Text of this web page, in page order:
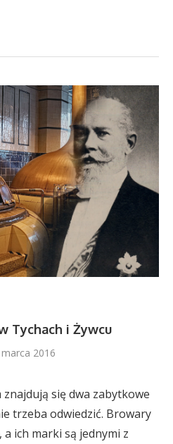
Tychach i Żywcu
2016
się dwa zabytkowe
trzeba odwiedzić. Browary
ich marki są jednymi z